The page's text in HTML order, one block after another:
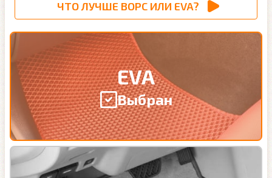
ЧТО ЛУЧШЕ ВОРС ИЛИ EVA?
EVA
Выбран